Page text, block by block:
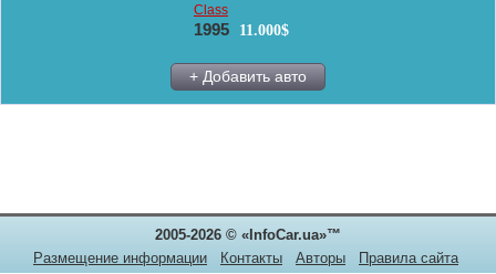
Class
1995 11.000$
+ Добавить авто
2005-2026 © «InfoCar.ua»™
Размещение информации
Контакты Авторы
Правила сайта